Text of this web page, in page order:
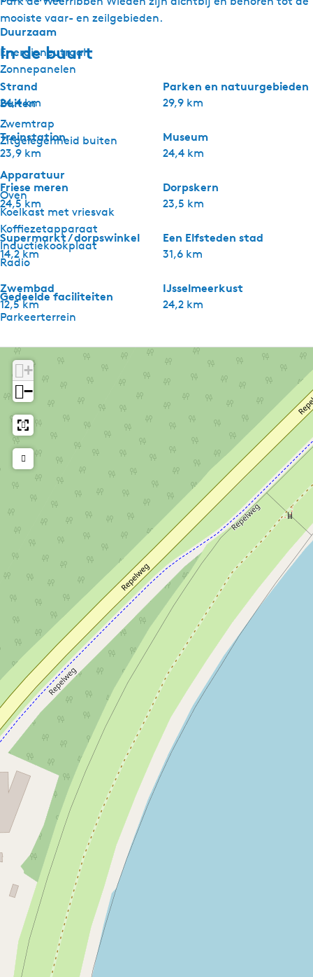
Duurzaam
Energieneutraal
Zonnepanelen
Buiten
Zwemtrap
Zitgelegenheid buiten
Apparatuur
Oven
Koelkast met vriesvak
Koffiezetapparaat
Inductiekookplaat
Radio
Gedeelde faciliteiten
Parkeerterrein
Aantal bedden
3 bedden
Technische gegevens
Motor
Elektra
mooiste vaar- en zeilgebieden.
In de buurt
Strand
24,4 km
Parken en natuurgebieden
29,9 km
Treinstation
23,9 km
Museum
24,4 km
Friese meren
24,5 km
Dorpskern
23,5 km
Supermarkt / dorpswinkel
14,2 km
Een Elfsteden stad
31,6 km
Zwembad
12,5 km
IJsselmeerkust
24,2 km
+
−